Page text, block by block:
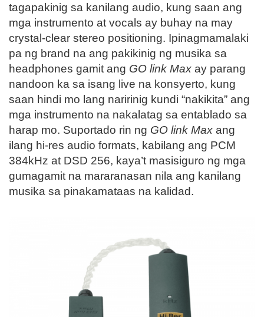
tagapakinig sa kanilang audio, kung saan ang
mga instrumento at vocals ay buhay na may
crystal-clear stereo positioning. Ipinagmamalaki
pa ng brand na ang pakikinig ng musika sa
headphones gamit ang GO link Max ay parang
nandoon ka sa isang live na konsyerto, kung
saan hindi mo lang naririnig kundi “nakikita” ang
mga instrumento na nakalatag sa entablado sa
harap mo. Suportado rin ng GO link Max ang
ilang hi-res audio formats, kabilang ang PCM
384kHz at DSD 256, kaya’t masisiguro ng mga
gumagamit na mararanasan nila ang kanilang
musika sa pinakamataas na kalidad.